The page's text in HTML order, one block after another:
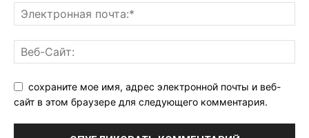
сохраните мое имя, адрес электронной почты и веб-
сайт в этом браузере для следующего комментария.